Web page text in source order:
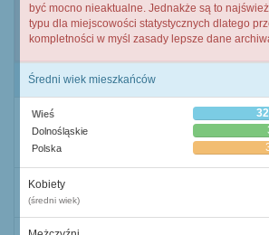
być mocno nieaktualne. Jednakże są to
typu dla miejscowości statystycznych dlatego
kompletności w myśl zasady lepsze dane
Średni wiek mieszkańców
Wieś
Dolnośląskie
Polska
Kobiety
(średni wiek)